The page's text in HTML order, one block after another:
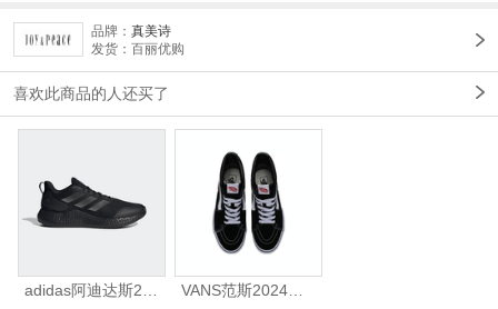
品牌： 真美诗
发货：百丽优购
喜欢此商品的人还买了
adidas阿迪达斯2025中性edge gamedaySPW FTW-跑步GW2499 VANS范斯2024中性SK8-HiCL帆布鞋/硫化鞋VN000D5IB8C